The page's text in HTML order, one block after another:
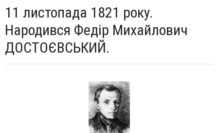
11 листопада 1821 року.
Народився Федір Михайлович
ДОСТОЄВСЬКИЙ.